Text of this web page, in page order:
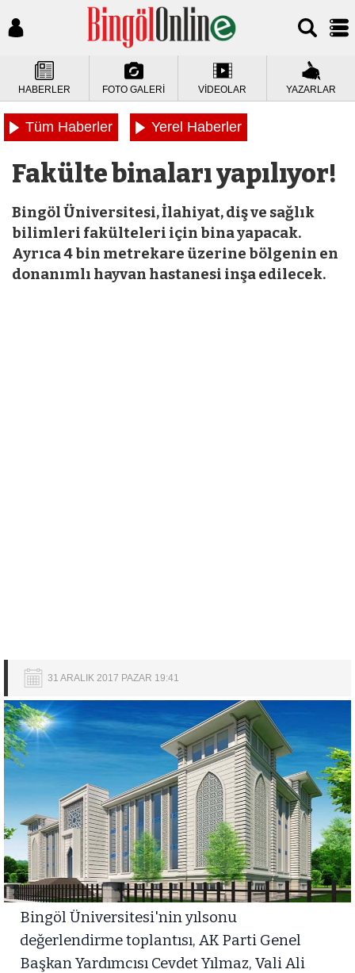
HABERLER FOTO GALERİ VİDEOLAR YAZARLAR
Tüm Haberler Yerel Haberler
Fakülte binaları yapılıyor!
Bingöl Üniversitesi, İlahiyat, diş ve sağlık
bilimleri fakülteleri için bina yapacak.
Ayrıca 4 bin metrekare üzerine bölgenin en
donanımlı hayvan hastanesi inşa edilecek.
31 ARALIK 2017 PAZAR 19:41
Bingöl Üniversitesi'nin yılsonu
değerlendirme toplantısı, AK Parti Genel
Başkan Yardımcısı Cevdet Yılmaz, Vali Ali